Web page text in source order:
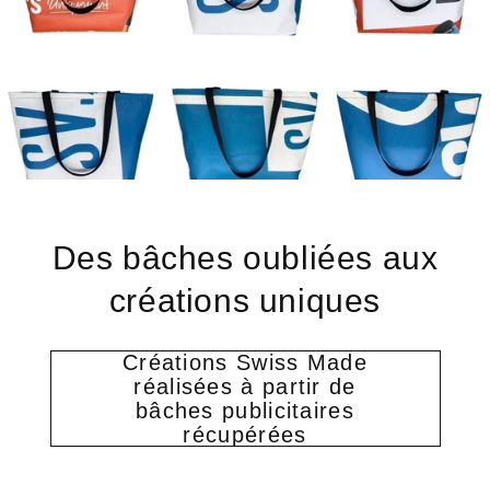
Des bâches oubliées aux
créations uniques
Créations Swiss Made
réalisées à partir de
bâches publicitaires
récupérées